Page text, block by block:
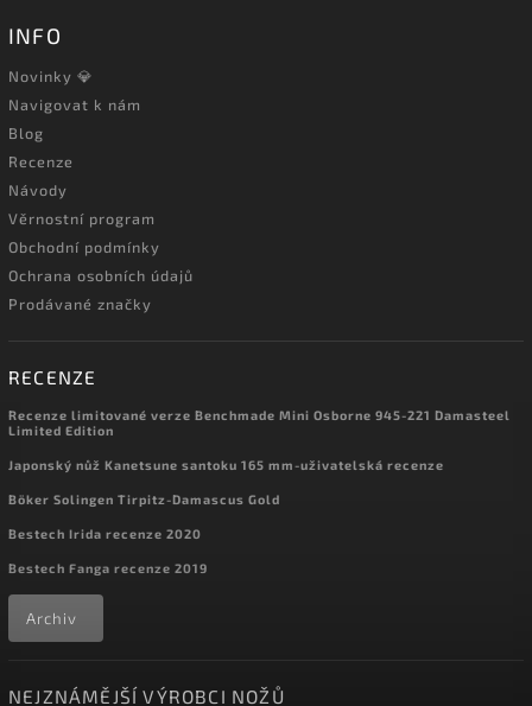
INFO
Novinky 💎
Navigovat k nám
Blog
Recenze
Návody
Věrnostní program
Obchodní podmínky
Ochrana osobních údajů
Prodávané značky
RECENZE
Recenze limitované verze Benchmade Mini Osborne 945-221 Damasteel
Limited Edition
Japonský nůž Kanetsune santoku 165 mm-uživatelská recenze
Böker Solingen Tirpitz-Damascus Gold
Bestech Irida recenze 2020
Bestech Fanga recenze 2019
Archiv
NEJZNÁMĚJŠÍ VÝROBCI NOŽŮ